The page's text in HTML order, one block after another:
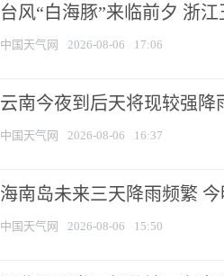
台风“白海豚”来临前夕 浙
中国天气网 2026-08-06 17:06
云南今夜到后天将现较强降
中国天气网 2026-08-06 16:37
海南岛未来三天降雨频繁
中国天气网 2026-08-06 15:50